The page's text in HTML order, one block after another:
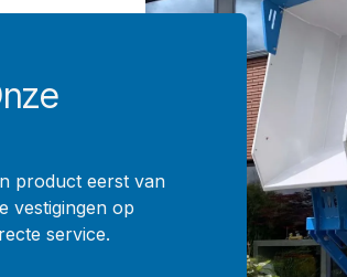
product eerst van
vestigingen op
service.